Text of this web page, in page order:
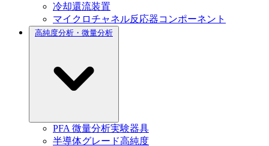
冷却還流装置
マイクロチャネル反応器コンポーネント
高純度分析・微量分析
PFA 微量分析実験器具
半導体グレード高純度